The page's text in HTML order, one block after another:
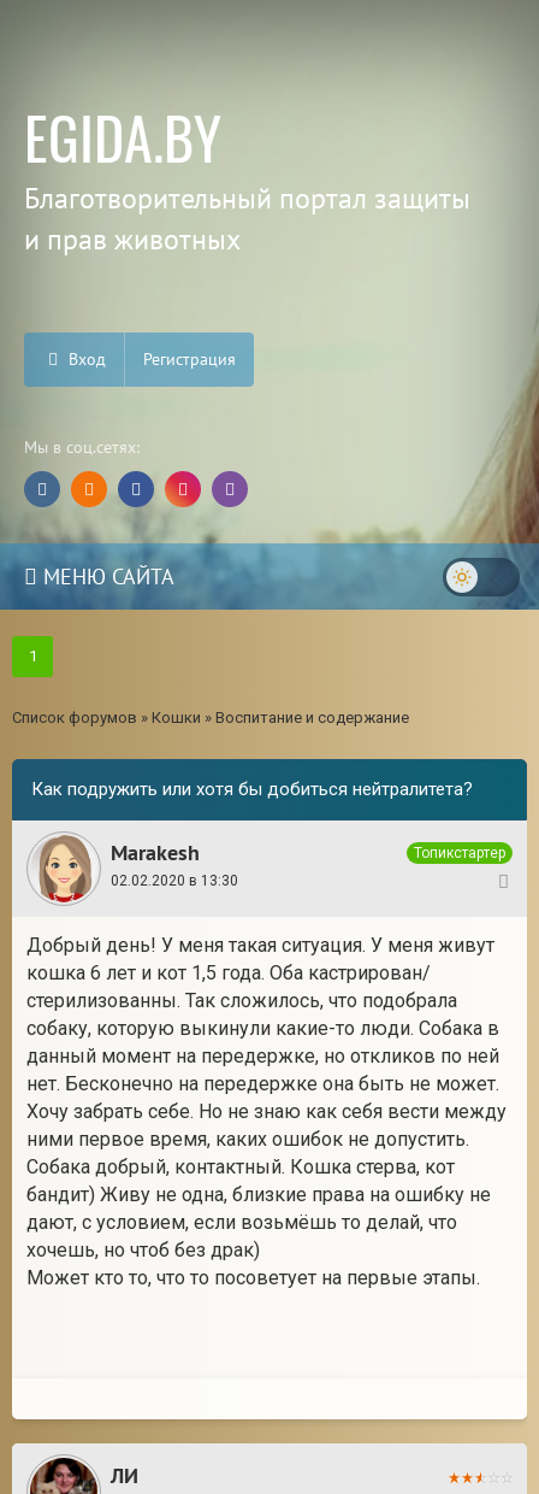
EGIDA.BY
Благотворительный портал защиты
и прав животных
Вход Регистрация
Мы в соц.сетях:
МЕНЮ САЙТА
1
Список форумов » Кошки » Воспитание и содержание
Как подружить или хотя бы добиться нейтралитета?
Marakesh
Топикстартер
02.02.2020 в 13:30
Добрый день! У меня такая ситуация. У меня живут
кошка 6 лет и кот 1,5 года. Оба кастрирован/
стерилизованны. Так сложилось, что подобрала
собаку, которую выкинули какие-то люди. Собака в
данный момент на передержке, но откликов по ней
нет. Бесконечно на передержке она быть не может.
Хочу забрать себе. Но не знаю как себя вести между
ними первое время, каких ошибок не допустить.
Собака добрый, контактный. Кошка стерва, кот
бандит) Живу не одна, близкие права на ошибку не
дают, с условием, если возьмёшь то делай, что
хочешь, но чтоб без драк)
Может кто то, что то посоветует на первые этапы.
ЛИ